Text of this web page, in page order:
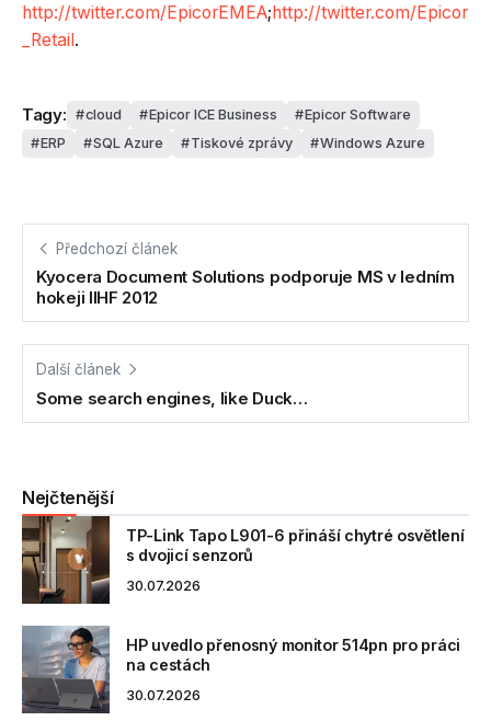
http://twitter.com/EpicorEMEA;http://twitter.com/Epicor
_Retail.
Tagy: cloud Epicor ICE Business
Epicor Software
ERP
SQL Azure Tiskové zprávy Windows Azure
Předchozí článek
Kyocera Document Solutions podporuje MS v ledním
hokeji IIHF 2012
Další článek
Some search engines, like Duck…
Nejčtenější
TP-Link Tapo L901-6 přináší chytré osvětlení
s dvojicí senzorů
30.07.2026
HP uvedlo přenosný monitor 514pn pro práci
na cestách
30.07.2026